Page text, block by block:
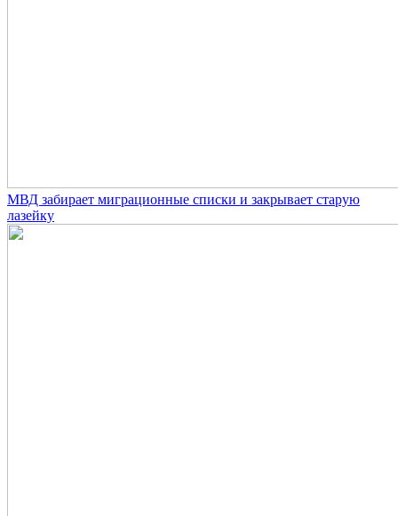
МВД забирает миграционные списки и закрывает старую
лазейку